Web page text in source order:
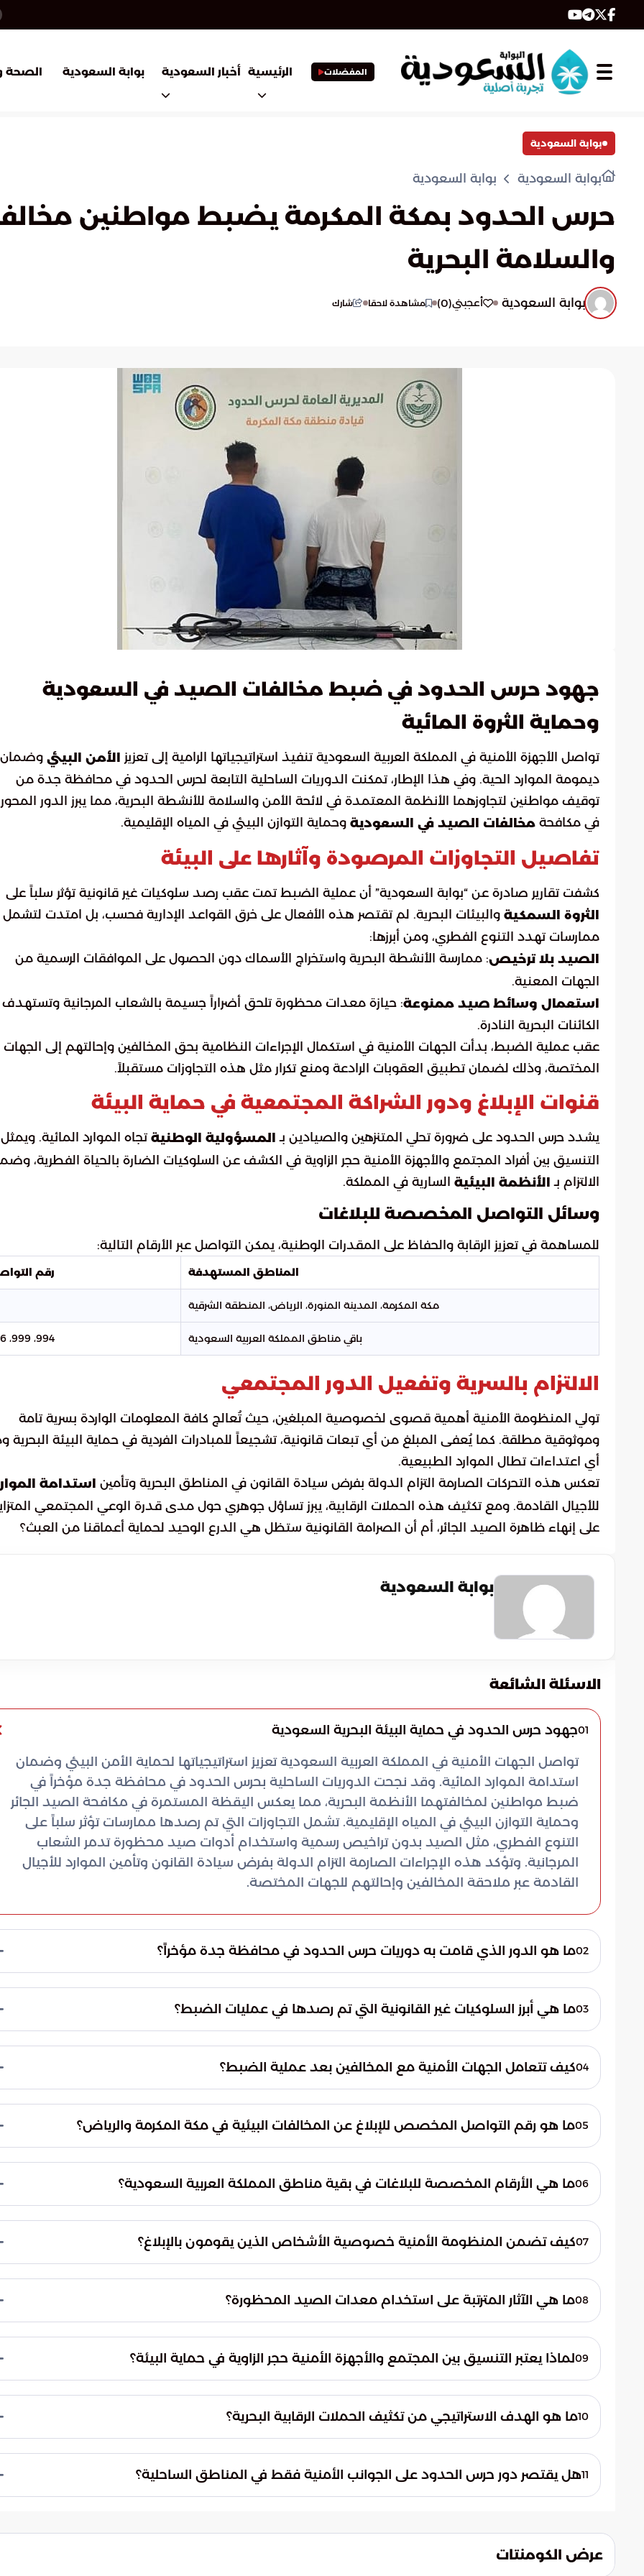
المفضلات الرئيسية أخبار السعودية بوابة السعودية الصحة
بوابة السعودية
بوابة السعودية بوابة السعودية
حرس الحدود بمكة المكرمة يضبط مواطنين
والسلامة البحرية
بوابة السعودية أعجبني(
0
) مشاهدة لاحقا شارك
جهود حرس الحدود في ضبط مخالفات الصيد في السعودية
وحماية الثروة المائية
تواصل الأجهزة الأمنية في المملكة العربية السعودية تنفيذ استراتيجياتها الرامية إلى تعزيز الأمن البيئي وضمان
ديمومة الموارد الحية. وفي هذا الإطار، تمكنت الدوريات الساحلية التابعة لحرس الحدود في محافظة جدة من
توقيف مواطنين لتجاوزهما الأنظمة المعتمدة في لائحة الأمن والسلامة للأنشطة البحرية، مما يبرز الدور
في مكافحة مخالفات الصيد في السعودية وحماية التوازن البيئي في المياه الإقليمية.
تفاصيل التجاوزات المرصودة وآثارها على البيئة
كشفت تقارير صادرة عن “بوابة السعودية” أن عملية الضبط تمت عقب رصد سلوكيات غير قانونية تؤثر سلباً على
الثروة السمكية والبيئات البحرية. لم تقتصر هذه الأفعال على خرق القواعد الإدارية فحسب، بل امتدت لتشمل
ممارسات تهدد التنوع الفطري، ومن أبرزها:
الصيد بلا ترخيص: ممارسة الأنشطة البحرية واستخراج الأسماك دون الحصول على الموافقات الرسمية من
الجهات المعنية.
استعمال وسائط صيد ممنوعة: حيازة معدات محظورة تلحق أضراراً جسيمة بالشعاب المرجانية وتستهدف
الكائنات البحرية النادرة.
عقب عملية الضبط، بدأت الجهات الأمنية في استكمال الإجراءات النظامية بحق المخالفين وإحالتهم إلى الجهات
المختصة، وذلك لضمان تطبيق العقوبات الرادعة ومنع تكرار مثل هذه التجاوزات مستقبلاً.
قنوات الإبلاغ ودور الشراكة المجتمعية في حماية البيئة
يشدد حرس الحدود على ضرورة تحلي المتنزهين والصيادين بـ المسؤولية الوطنية تجاه الموارد المائية. ويمثل
التنسيق بين أفراد المجتمع والأجهزة الأمنية حجر الزاوية في الكشف عن السلوكيات الضارة بالحياة الفطرية،
الالتزام بـ
الأنظمة البيئية السارية في المملكة.
وسائل التواصل المخصصة للبلاغات
للمساهمة في تعزيز الرقابة والحفاظ على المقدرات الوطنية، يمكن التواصل عبر الأرقام التالية:
المناطق المستهدفة رقم
مكة المكرمة، المدينة المنورة، الرياض، المنطقة الشرقية
باقي مناطق المملكة العربية السعودية 994، 999، 996
الالتزام بالسرية وتفعيل الدور المجتمعي
تولي المنظومة الأمنية أهمية قصوى لخصوصية المبلغين، حيث تُعالج كافة المعلومات الواردة بسرية تامة
وموثوقية مطلقة. كما يُعفى المبلغ من أي تبعات قانونية، تشجيعاً للمبادرات الفردية في حماية البيئة البحرية
أي اعتداءات تطال الموارد الطبيعية.
تعكس هذه التحركات الصارمة التزام الدولة بفرض سيادة القانون في المناطق البحرية وتأمين استدامة
للأجيال القادمة. ومع تكثيف هذه الحملات الرقابية، يبرز تساؤل جوهري حول مدى قدرة الوعي المجتمعي
على إنهاء ظاهرة الصيد الجائر، أم أن الصرامة القانونية ستظل هي الدرع الوحيد لحماية أعماقنا من العبث؟
بوابة السعودية
الاسئلة الشائعة
01جهود حرس الحدود في حماية البيئة البحرية السعودية
تواصل الجهات الأمنية في المملكة العربية السعودية تعزيز استراتيجياتها لحماية الأمن البيئي وضمان
استدامة الموارد المائية. وقد نجحت الدوريات الساحلية بحرس الحدود في محافظة جدة مؤخراً في
ضبط مواطنين لمخالفتهما الأنظمة البحرية، مما يعكس اليقظة المستمرة في مكافحة الصيد الجائر
وحماية التوازن البيئي في المياه الإقليمية. تشمل التجاوزات التي تم رصدها ممارسات تؤثر سلباً على
التنوع الفطري، مثل الصيد بدون تراخيص رسمية واستخدام أدوات صيد محظورة تدمر الشعاب
المرجانية. وتؤكد هذه الإجراءات الصارمة التزام الدولة بفرض سيادة القانون وتأمين الموارد للأجيال
القادمة عبر ملاحقة المخالفين وإحالتهم للجهات المختصة.
02ما هو الدور الذي قامت به دوريات حرس الحدود في محافظة جدة مؤخراً؟
لائحة الأمن والسلامة للأنشطة البحرية، وذلك ضمن جهود مكافحة مخالفات الصيد وحماية التوازن
البيئي في المياه الإقليمية للمملكة.
03ما هي أبرز السلوكيات غير القانونية التي تم رصدها في عمليات الضبط؟
استعمال وسائط ومعدات صيد ممنوعة تلحق أضراراً جسيمة بالشعاب المرجانية وتستهدف الكائنات
البحرية النادرة في المنطقة.
04كيف تتعامل الجهات الأمنية مع المخالفين بعد عملية الضبط؟
يهدف ذلك إلى ضمان تطبيق العقوبات الرادعة ومنع تكرار هذه التجاوزات التي تهدد الأمن البيئي
والموارد الطبيعية.
05ما هو رقم التواصل المخصص للإبلاغ عن المخالفات البيئية في مكة المكرمة والرياض؟
الإبلاغ عن أي مخالفات أو تجاوزات بيئية من خلال الاتصال على الرقم الموحد (911).06ما هي الأرقام المخصصة للبلاغات في بقية مناطق المملكة العربية السعودية؟
التالية: (994) الخاص بحرس الحدود، أو (999)، أو (996)، لضمان سرعة الاستجابة وحماية المقدرات
07كيف تضمن المنظومة الأمنية خصوصية الأشخاص الذين يقومون بالإبلاغ؟
الواردة بسرية تامة وموثوقية مطلقة، كما يُعفى المبلغ من أي تبعات قانونية تشجيعاً للمبادرات
الفردية في حماية البيئة.
08ما هي الآثار المترتبة على استخدام معدات الصيد المحظورة؟
موطناً للكثير من الكائنات. كما تتسبب في استنزاف الكائنات البحرية النادرة، مما يخل بالتوازن البيئي09لماذا يعتبر التنسيق بين المجتمع والأجهزة الأمنية حجر الزاوية في حماية البيئة؟
في الكشف المبكر عن السلوكيات الضارة وضمان الالتزام بالأنظمة البيئية، مما يعزز المسؤولية الوطنية
تجاه الموارد المائية.
10ما هو الهدف الاستراتيجي من تكثيف الحملات الرقابية البحرية؟
للأجيال القادمة، والقضاء على ظاهرة الصيد الجائر التي تهدد الأمن الغذائي والتنوع الفطري في 11هل يقتصر دور حرس الحدود على الجوانب الأمنية فقط في المناطق الساحلية؟
الطبيعية في أعماق البحار.
عرض الكومنتات